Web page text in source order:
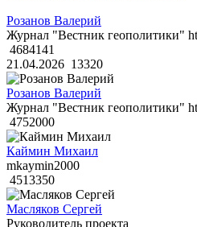
Розанов Валерий
Журнал "Вестник геополитики"
4684141
21.04.2026 13320
Розанов Валерий
Журнал "Вестник геополитики"
4752000
Каймин Михаил
mkaymin2000
4513350
Масляков Сергей
Руководитель проекта